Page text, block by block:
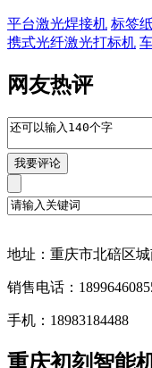
平台激光焊接机 标签
携式光纤激光打标机
网友热评
地址：重庆市北碚区
销售电话：
手机：18983184488
重庆初刻智能